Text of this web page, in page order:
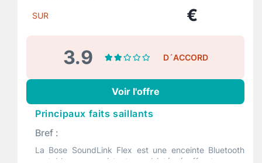
envergure, même en extérieur.
musique partout en WiFi tout en continuant à
utiliser votre téléphone, puis passez facilement au
Bluetooth pour une expérience audio sans faille.
Faites durer vos aventures musicales : Célébrez
chaque moment avec vos sons préférés et écoutez
votre musique du lever au coucher du soleil grâce à
l’autonomie de 20 heures de la JBL Charge 5 WiFi.
bord de la piscine, cette enceinte portable s’adapte
à presque tous les environnements grâce à son
indice d’étanchéité et de résistance à la poussière
SUR €
3.9 D´ACCORD
Voir l'offre
Principaux faits saillants
Bref :
La Bose SoundLink Flex est une enceinte Bluetooth